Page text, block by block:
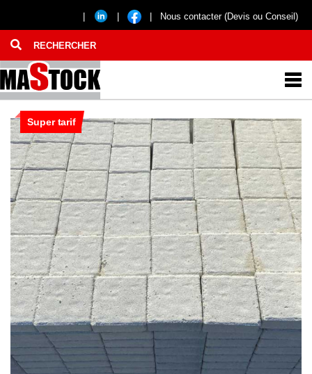
Nous contacter (Devis ou Conseil)
Super tarif